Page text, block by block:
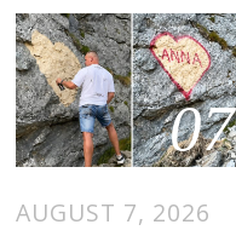
07
AUGUST 7, 2026